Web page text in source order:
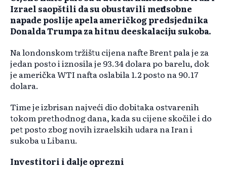
Izrael saopštili da su obustavili međusobne
napade poslije apela američkog predsjednika
Donalda Trumpa za hitnu deeskalaciju sukoba.
Na londonskom tržištu cijena nafte Brent pala je za
jedan posto i iznosila je 93.34 dolara po barelu, dok
je američka WTI nafta oslabila 1.2 posto na 90.17
dolara.
Time je izbrisan najveći dio dobitaka ostvarenih
tokom prethodnog dana, kada su cijene skočile i do
pet posto zbog novih izraelskih udara na Iran i
sukoba u Libanu.
Investitori i dalje oprezni